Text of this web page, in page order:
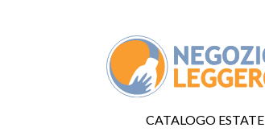
CATALOGO ESTATE